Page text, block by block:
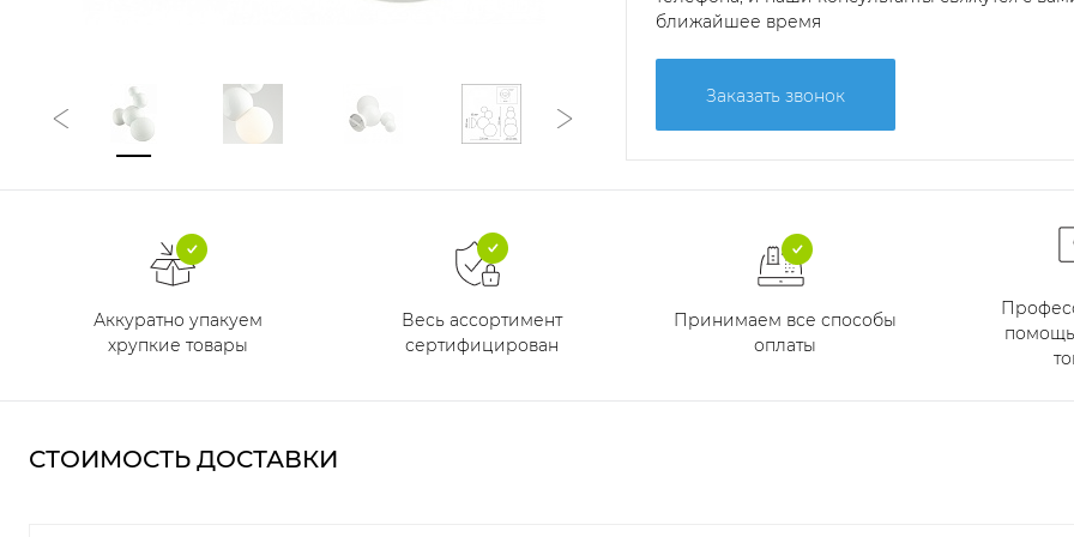
ближайшее время
Заказать звонок
Аккуратно упакуем
хрупкие товары
Весь ассортимент
сертифицирован
Принимаем все способы
оплаты
СТОИМОСТЬ ДОСТАВКИ